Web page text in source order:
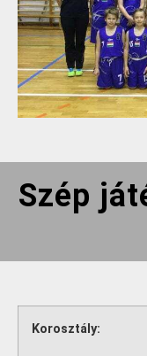
Szép
Korosztály: